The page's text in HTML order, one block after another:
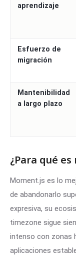
aprendizaje
Esfuerzo de
migración
Mantenibilidad
a largo plazo
¿Para qué
Moment.js es lo
de abandonarlo
expresiva, su
timezone sigue
intenso con zonas
aplicaciones